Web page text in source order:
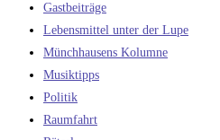
Gastbeiträge
Lebensmittel unter der Lupe
Münchhausens Kolumne
Musiktipps
Politik
Raumfahrt